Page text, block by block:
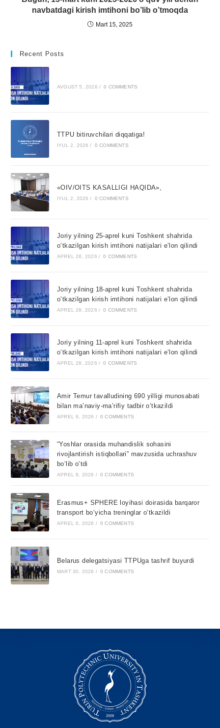
navbatdagi kirish imtihoni bo’lib o’tmoqda
Mart 15, 2025
Recent Posts
AVGUST 5, 2026 / 0 COMMENTS
TTPU bitiruvchilari diqqatiga!
IYUL 2, 2026 / 0 COMMENTS
«OIV/OITS KASALLIGI HAQIDA»,
IYUL 2, 2026 / 0 COMMENTS
Joriy yilning 25-aprel kuni Toshkent shahrida
o’tkazilgan kirish imtihoni natijalari e’lon qilindi
APREL 28, 2026 / 0 COMMENTS
Joriy yilning 18-aprel kuni Toshkent shahrida
o’tkazilgan kirish imtihoni natijalari e’lon qilindi
APREL 28, 2026 / 0 COMMENTS
Joriy yilning 11-aprel kuni Toshkent shahrida
o’tkazilgan kirish imtihoni natijalari e’lon qilindi
APREL 28, 2026 / 0 COMMENTS
Amir Temur tavalludining 690 yilligi munosabati
bilan ma’naviy-ma’rifiy tadbir o‘tkazildi
APREL 9, 2026 / 0 COMMENTS
“Yoshlar orasida muhandislik sohasini
rivojlantirish istiqbollari” mavzusida uchrashuv
bo‘lib o‘tdi
APREL 8, 2026 / 0 COMMENTS
Erasmus+ SPHERE loyihasi doirasida barqaror
transport bo‘yicha treninglar o‘tkazildi
APREL 6, 2026 / 0 COMMENTS
Belarus delegatsiyasi TTPUga tashrif buyurdi
MART 30, 2026 / 0 COMMENTS